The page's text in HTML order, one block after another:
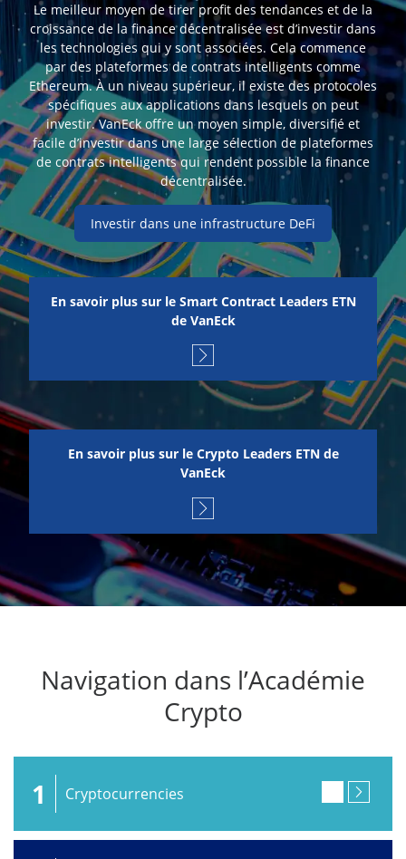
Le meilleur moyen de tirer profit des tendances et de la
croissance de la finance décentralisée est d’investir dans
les technologies qui y sont associées. Cela commence
par des plateformes de contrats intelligents comme
Ethereum. À un niveau supérieur, il existe des protocoles
spécifiques aux applications dans lesquels on peut
investir. VanEck offre un moyen simple, diversifié et
facile d’investir dans une large sélection de plateformes
de contrats intelligents qui rendent possible la finance
décentralisée.
Investir dans une infrastructure DeFi
En savoir plus sur le Smart Contract Leaders ETN
de VanEck
En savoir plus sur le Crypto Leaders ETN de
VanEck
Navigation dans l’Académie
Crypto
1 Cryptocurrencies